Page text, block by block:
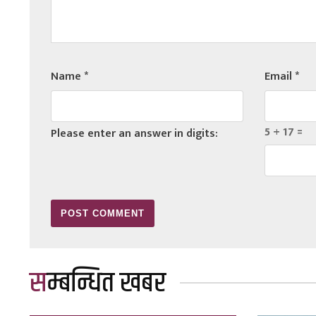
Name* Email*
Please enter an answer in digits: 5 + 17 =
सम्बन्धित खबर